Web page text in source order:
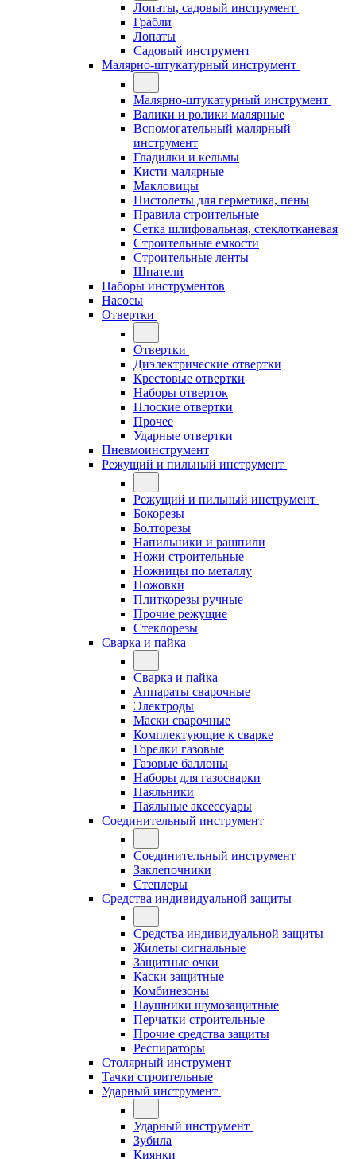
Лопаты, садовый инструмент
Грабли
Лопаты
Садовый инструмент
Малярно-штукатурный инструмент
Малярно-штукатурный инструмент
Валики и ролики малярные
Вспомогательный малярный
инструмент
Гладилки и кельмы
Кисти малярные
Макловицы
Пистолеты для герметика, пены
Правила строительные
Сетка шлифовальная, стеклотканевая
Строительные емкости
Строительные ленты
Шпатели
Наборы инструментов
Насосы
Отвертки
Отвертки
Диэлектрические отвертки
Крестовые отвертки
Наборы отверток
Плоские отвертки
Прочее
Ударные отвертки
Пневмоинструмент
Режущий и пильный инструмент
Режущий и пильный инструмент
Бокорезы
Болторезы
Напильники и рашпили
Ножи строительные
Ножницы по металлу
Ножовки
Плиткорезы ручные
Прочие режущие
Стеклорезы
Сварка и пайка
Сварка и пайка
Аппараты сварочные
Электроды
Маски сварочные
Комплектующие к сварке
Горелки газовые
Газовые баллоны
Наборы для газосварки
Паяльники
Паяльные аксессуары
Соединительный инструмент
Соединительный инструмент
Заклепочники
Степлеры
Средства индивидуальной защиты
Средства индивидуальной защиты
Жилеты сигнальные
Защитные очки
Каски защитные
Комбинезоны
Наушники шумозащитные
Перчатки строительные
Прочие средства защиты
Респираторы
Столярный инструмент
Тачки строительные
Ударный инструмент
Ударный инструмент
Зубила
Киянки